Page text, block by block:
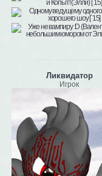
Ликвидатор
Игрок